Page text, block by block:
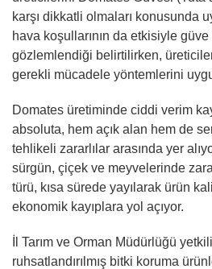
karşı dikkatli olmaları konusunda
hava koşullarının da etkisiyle
gözlemlendiği belirtilirken,
gerekli mücadele yöntemlerini
Domates üretiminde ciddi verim
absoluta, hem açık alan hem de
tehlikeli zararlılar arasında yer
sürgün, çiçek ve meyvelerinde
türü, kısa sürede yayılarak ürün
ekonomik kayıplara yol açıyor.
İl Tarım ve Orman Müdürlüğü
ruhsatlandırılmış bitki koruma